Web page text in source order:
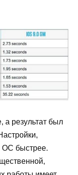
а результат был
ОС быстрее.